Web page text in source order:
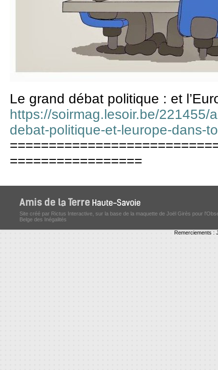
Le grand débat politique : et
https://soirmag.lesoir.be/221455/
debat-politique-et-leurope-dans-
=================
Site créé par Rictus Interactive, sur la base de la maquette de Joël Girès pour
Belge des Inégalités
Remerciements :